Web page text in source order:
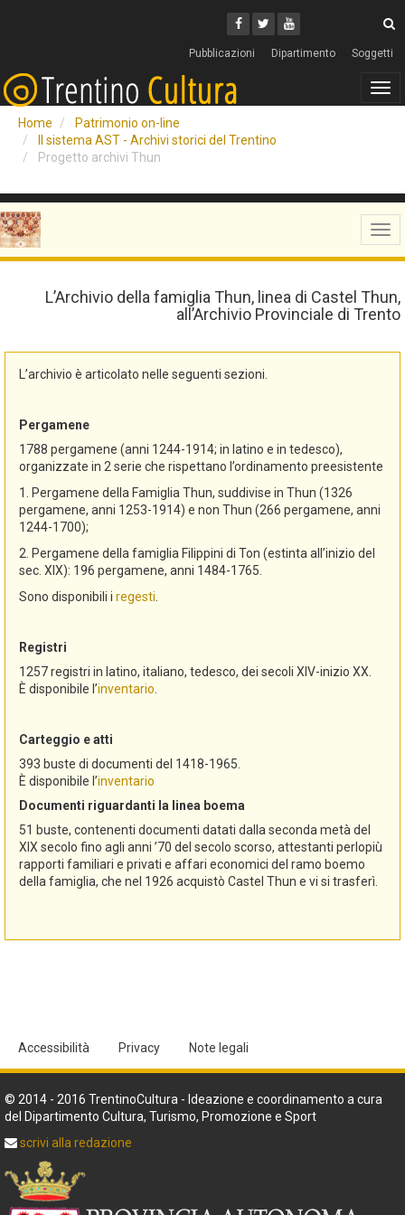
Facebook
Twitter
Youtube
Pubblicazioni Dipartimento Soggetti
Home
Patrimonio on-line
Il sistema AST - Archivi storici del Trentino
Progetto archivi Thun
L’Archivio della famiglia Thun, linea di Castel Thun,
all’Archivio Provinciale di Trento
L’archivio è articolato nelle seguenti sezioni.
Pergamene
1788 pergamene (anni 1244-1914; in latino e in tedesco),
organizzate in 2 serie che rispettano l’ordinamento preesistente
1. Pergamene della Famiglia Thun, suddivise in Thun (1326
pergamene, anni 1253-1914) e non Thun (266 pergamene, anni
1244-1700);
2. Pergamene della famiglia Filippini di Ton (estinta all’inizio del
sec. XIX): 196 pergamene, anni 1484-1765.
Sono disponibili i regesti
Registri
1257 registri in latino, italiano, tedesco, dei secoli XIV-inizio XX.
È disponibile l’inventario
Carteggio e atti
393 buste di documenti del 1418-1965.
È disponibile l’inventario
Documenti riguardanti la linea boema
51 buste, contenenti documenti datati dalla seconda metà del
XIX secolo fino agli anni ’70 del secolo scorso, attestanti perlopiù
rapporti familiari e privati e affari economici del ramo boemo
della famiglia, che nel 1926 acquistò Castel Thun e vi si trasferì.
Accessibilità Privacy Note legali
© 2014 - 2016 TrentinoCultura - Ideazione e coordinamento a cura
del Dipartimento Cultura, Turismo, Promozione e Sport
scrivi alla redazione